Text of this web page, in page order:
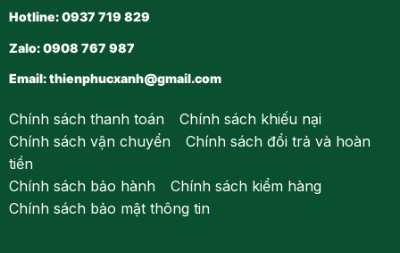
Hotline: 0937 719 829
Zalo: 0908 767 987
Email:thienphucxanh@gmail.com
Chính sách thanh toán- Chính sách khiếu nại
Chính sách vận chuyển- Chính sách đổi trả và hoàn
tiền
Chính sách bảo hành- Chính sách kiểm hàng
Chính sách bảo mật thông tin